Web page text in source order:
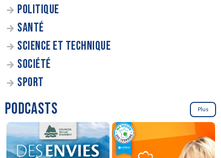
POLITIQUE
SANTÉ
SCIENCE ET TECHNIQUE
SOCIÉTÉ
SPORT
PODCASTS Plus